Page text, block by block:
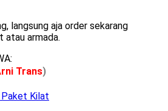
langsung aja order sekarang
atau armada.
Trans)
Kilat